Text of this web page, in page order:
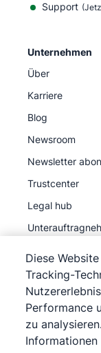
Support
Unternehmen
Über
Karriere
Blog
Newsroom
Newsletter
Trustcenter
Legal hub
©2026
Pipedrive
Diese
Tracking-
Performance
zu
Informationen